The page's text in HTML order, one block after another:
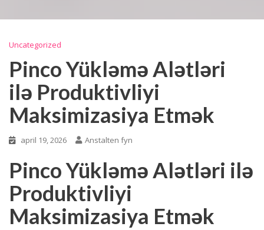
Uncategorized
Pinco Yükləmə Alətləri
ilə Produktivliyi
Maksimizasiya Etmək
april 19, 2026 Anstalten fyn
Pinco Yükləmə Alətləri ilə
Produktivliyi
Maksimizasiya Etmək